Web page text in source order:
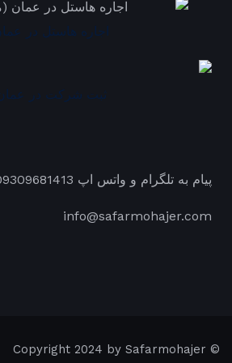
اجاره هاستل در
ثبت شرکت در
پیام به تلگرام و واتس اپ 09309681413
info@safarmohajer.com
© Copyright 2024 by Safarmohajer